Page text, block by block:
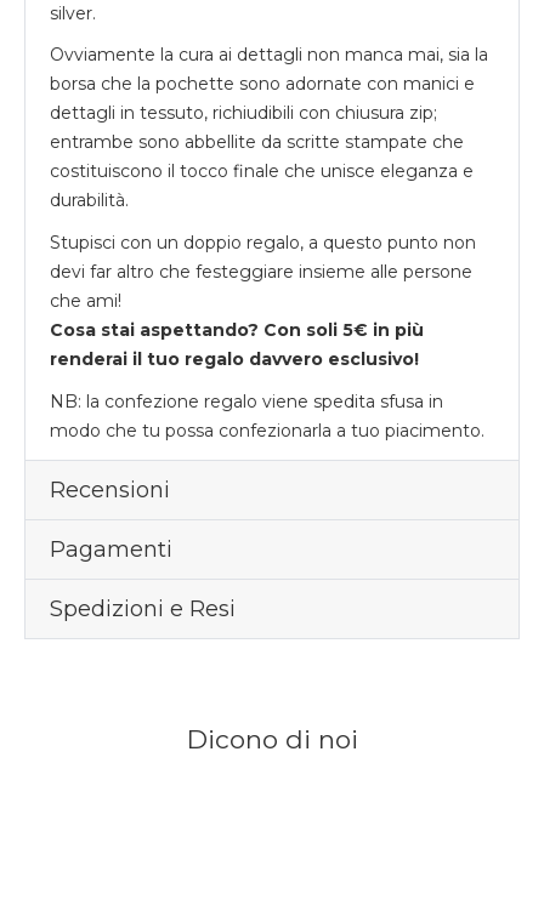
silver.
Ovviamente la cura ai dettagli non manca mai, sia la
borsa che la pochette sono adornate con manici e
dettagli in tessuto, richiudibili con chiusura zip;
entrambe sono abbellite da scritte stampate che
costituiscono il tocco finale che unisce eleganza e
durabilità.
Stupisci con un doppio regalo, a questo punto non
devi far altro che festeggiare insieme alle persone
che ami!
Cosa stai aspettando? Con soli 5€ in più
renderai il tuo regalo davvero esclusivo!
NB: la confezione regalo viene spedita sfusa in
modo che tu possa confezionarla a tuo piacimento.
Recensioni
Pagamenti
Spedizioni e Resi
Dicono di noi